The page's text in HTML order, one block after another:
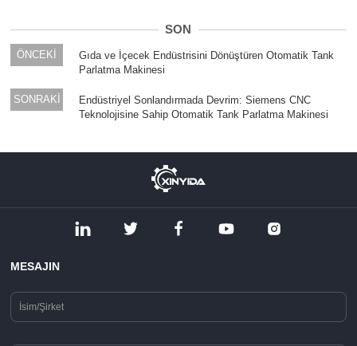
SON
ÖNCEKİ
Gıda ve İçecek Endüstrisini Dönüştüren Otomatik Tank
Parlatma Makinesi
SONRAKİ
Endüstriyel Sonlandırmada Devrim: Siemens CNC
Teknolojisine Sahip Otomatik Tank Parlatma Makinesi
MESAJIN